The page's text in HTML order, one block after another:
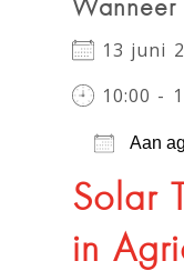
Wanneer
13 juni
10:00 -
Aan
Solar
in